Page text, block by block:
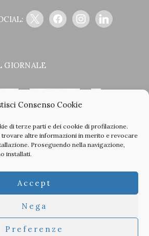
Consenso Cookie
di terze parti e dei cookie di profilazione.
altre informazioni in merito e revocare
Proseguendo nella navigazione,
installati.
Accept
Nega
Preferenze
x facebookinstagramlinkedin
GIORNALE
>
numeri in PDF.
-Privacy -